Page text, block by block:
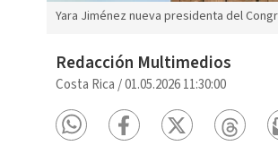
Yara Jiménez nueva presidenta del
Redacción Multimedios
Costa Rica /01.05.2026 11:30:00